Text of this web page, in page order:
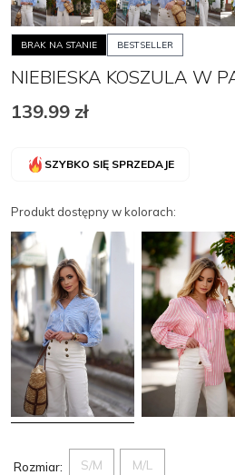
BRAK NA STANIE BESTSELLER
NIEBIESKA KOSZULA W
139.99 zł
SZYBKO SIĘ SPRZEDAJE
Produkt dostępny w kolorach:
Rozmiar: S/M M/L